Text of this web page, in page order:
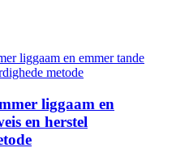
liggaam en
en herstel